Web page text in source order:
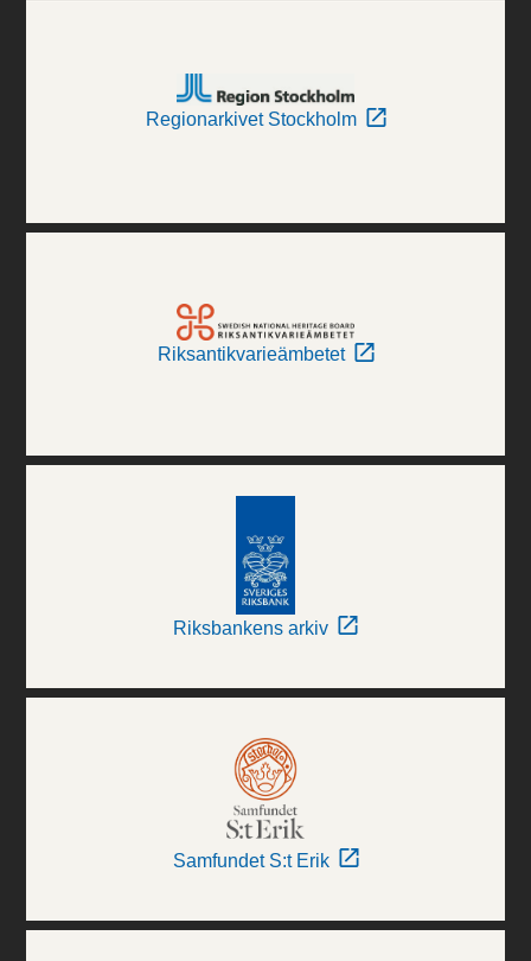
Regionarkivet Stockholm
Riksantikvarieämbetet
Riksbankens arkiv
Samfundet S:t Erik